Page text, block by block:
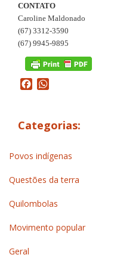
CONTATO
Caroline Maldonado
(67) 3312-3590
(67) 9945-9895
Facebook
Categorias:
Povos indígenas
Questões da terra
Quilombolas
Movimento popular
Geral